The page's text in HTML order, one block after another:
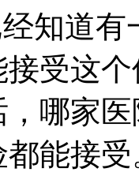
道有
受这
哪家
都能接受